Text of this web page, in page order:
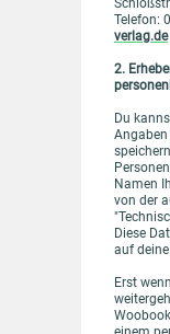
Telefon:
verlag.de
2.
Du
Namen
von der
Diese
auf
Erst